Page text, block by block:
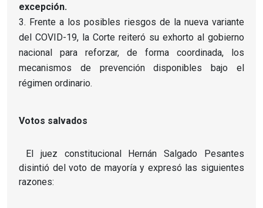
excepción.
Frente a los posibles riesgos de la nueva variante
del COVID-19, la Corte reiteró su exhorto al gobierno
nacional para reforzar, de forma coordinada, los
mecanismos de prevención disponibles bajo el
régimen ordinario.
Votos salvados
El juez constitucional Hernán Salgado Pesantes
disintió del voto de mayoría y expresó las siguientes
razones: